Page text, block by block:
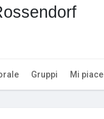
Gruppi Mi piace